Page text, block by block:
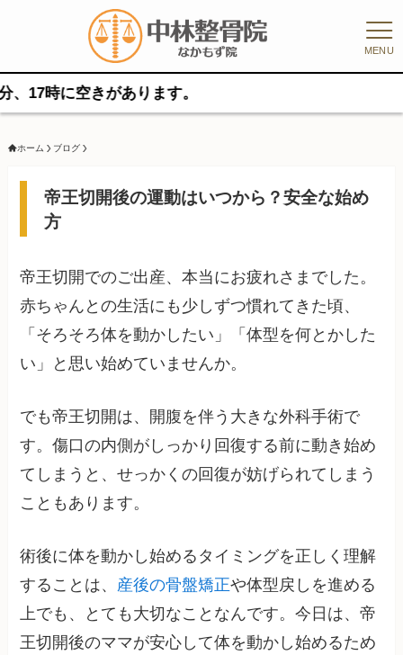
MENU
きがあります。
ホーム ブログ
帝王切開後の運動はいつから？安全な始め
方
帝王切開でのご出産、本当にお疲れさまでした。
赤ちゃんとの生活にも少しずつ慣れてきた頃、
「そろそろ体を動かしたい」「体型を何とかした
い」と思い始めていませんか。
でも帝王切開は、開腹を伴う大きな外科手術で
す。傷口の内側がしっかり回復する前に動き始め
てしまうと、せっかくの回復が妨げられてしまう
こともあります。
術後に体を動かし始めるタイミングを正しく理解
することは、 産後の骨盤矯正や体型戻しを進める
上でも、とても大切なことなんです。今日は、帝
王切開後のママが安心して体を動かし始めるため